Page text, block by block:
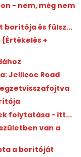
- nem, még nem
borítója és fülsz...
+
Jellicoe Road
folytatása - itt...
van a
a borítóját